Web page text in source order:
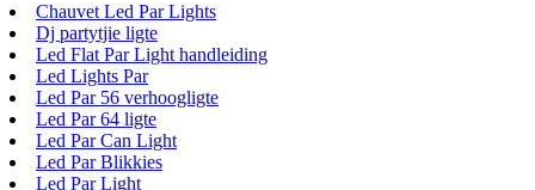
Chauvet Led Par Lights
Dj partytjie ligte
Led Flat Par Light handleiding
Led Lights Par
Led Par 56 verhoogligte
Led Par 64 ligte
Led Par Can Light
Led Par Blikkies
Led Par Light